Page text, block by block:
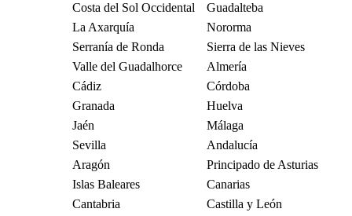
Costa del Sol Occidental
Guadalteba
La Axarquía
Nororma
Serranía de Ronda
Sierra de las Nieves
Valle del Guadalhorce
Almería
Cádiz
Córdoba
Granada
Huelva
Jaén
Málaga
Sevilla
Andalucía
Aragón
Principado de Asturias
Islas Baleares
Canarias
Cantabria
Castilla y León